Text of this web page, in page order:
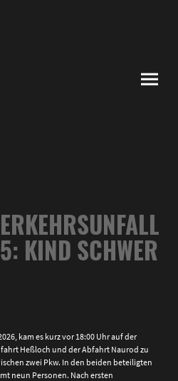
KIND SCHWER
kam es kurz vor 18:00 Uhr auf der
Heßloch und der Abfahrt Naurod zu
zwei Pkw. In den beiden beteiligten
neun Personen. Nach ersten